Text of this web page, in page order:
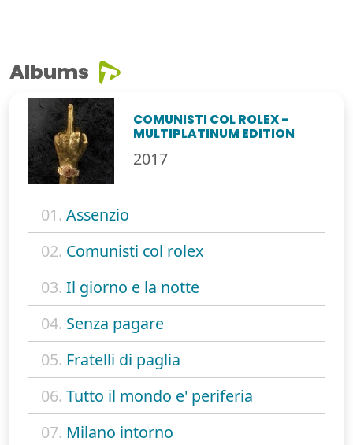
Albums
COMUNISTI COL ROLEX -
MULTIPLATINUM EDITION
2017
01. Assenzio
02. Comunisti col rolex
03. Il giorno e la notte
04. Senza pagare
05. Fratelli di paglia
06. Tutto il mondo e' periferia
07. Milano intorno